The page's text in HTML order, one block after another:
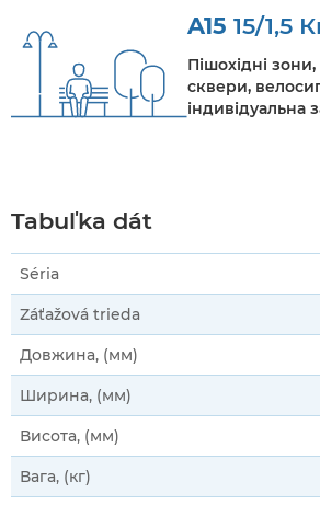
A15 15/1,5
Пішохідні
сквери,
індивідуальна
Tabuľka dát
Séria
Záťažová trieda
Довжина, (мм)
Ширина, (мм)
Висота, (мм)
Вага, (кг)